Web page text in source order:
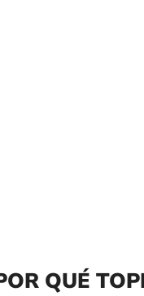
QUÉ